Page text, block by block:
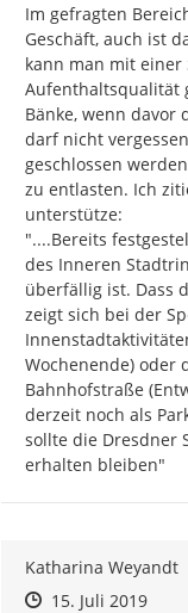
Im gefragten
Geschäft, auch ist
kann man mit
Aufenthaltsqualität
Bänke, wenn davor
darf nicht
geschlossen
zu entlasten. Ich
unterstütze:
"....Bereits
des Inneren
überfällig ist. Dass
zeigt sich bei der
Wochenende) oder
Bahnhofstraße
derzeit noch als
sollte die Dresdner
erhalten bleiben"
Katharina Weyandt
Zeitpunkt des
Zeitpunkt des
15. Juli 2019Zur